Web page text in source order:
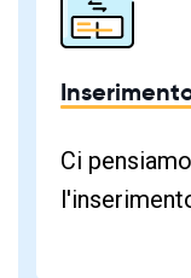
Ci